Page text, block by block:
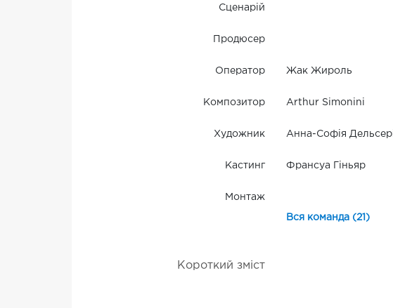
Сценарій
Продюсер
Оператор Жак Жироль
Композитор Arthur Simonini
Художник Анна-Софія Дельсері
Кастинг Франсуа Гіньяр
Монтаж
Вся команда (21)
Короткий зміст